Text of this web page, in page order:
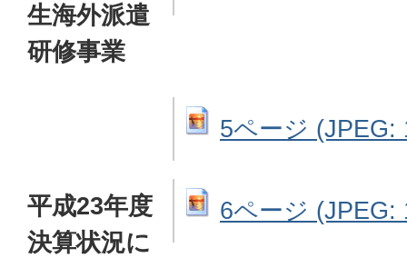
生海外派遣
研修事業
5ページ (JPEG:
平成23年度
決算状況に
6ページ (JPEG: